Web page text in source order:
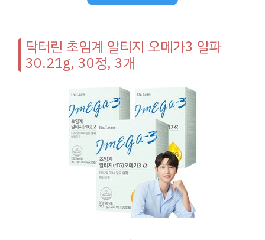
닥터린 초임계 알티지 오메가3 알파
30.21g, 30정, 3개